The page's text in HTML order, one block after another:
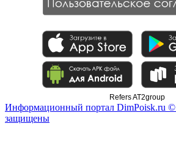
Refers AT2group
Информационный портал DimPoisk.ru ©
защищены